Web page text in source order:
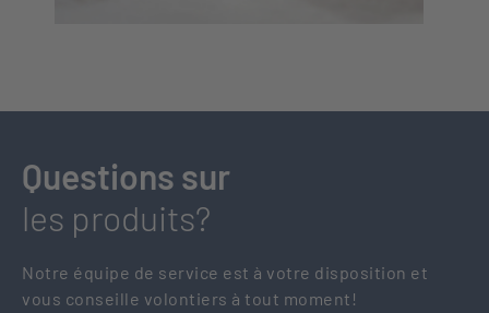
Questions sur
les produits?
Notre équipe de service est à votre disposition et
vous conseille volontiers à tout moment!